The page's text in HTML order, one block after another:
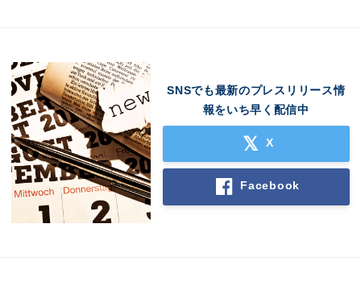
SNSでも最新のプレスリリース情
報をいち早く配信中
X
Facebook